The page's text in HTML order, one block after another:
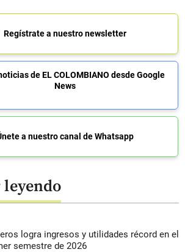
Regístrate a nuestro newsletter
de EL COLOMBIANO desde Google
News
a nuestro canal de Whatsapp
logra ingresos y utilidades récord en el
semestre de 2026